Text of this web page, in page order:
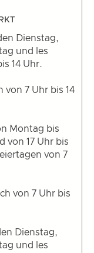
Dienstag,
und les
14 Uhr.
7 Uhr bis 14
Montag bis
von 17 Uhr bis
von 7
von 7 Uhr bis
Dienstag,
und les